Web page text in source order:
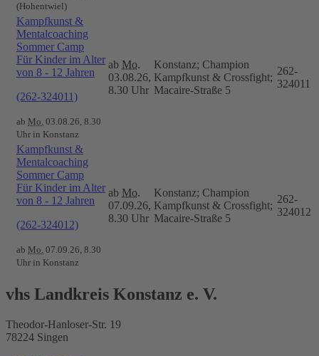
(Hohentwiel)
Kampfkunst &
Mentalcoaching
Sommer Camp
Für Kinder im Alter
von 8 - 12 Jahren
(262-324011)
ab Mo. 03.08.26, 8.30
Uhr in Konstanz
ab Mo.
03.08.26,
8.30 Uhr
Konstanz; Champion
Kampfkunst & Crossfight;
Macaire-Straße 5
262-
324011
Kampfkunst &
Mentalcoaching
Sommer Camp
Für Kinder im Alter
von 8 - 12 Jahren
(262-324012)
ab Mo. 07.09.26, 8.30
Uhr in Konstanz
ab Mo.
07.09.26,
8.30 Uhr
Konstanz; Champion
Kampfkunst & Crossfight;
Macaire-Straße 5
262-
324012
vhs Landkreis Konstanz e. V.
Theodor-Hanloser-Str. 19
78224 Singen